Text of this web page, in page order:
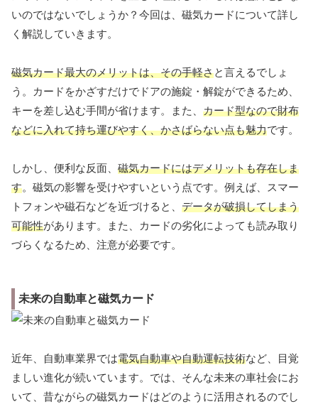
いのではないでしょうか？今回は、磁気カードについて詳し
く解説していきます。
磁気カード最大のメリットは、その手軽さと言えるでしょ
う。カードをかざすだけでドアの施錠・解錠ができるため、
キーを差し込む手間が省けます。また、 カード型なので財布
などに入れて持ち運びやすく、かさばらない点も魅力です。
しかし、便利な反面、 磁気カードにはデメリットも存在しま
す。磁気の影響を受けやすいという点です。例えば、スマー
トフォンや磁石などを近づけると、 データが破損してしまう
可能性があります。また、カードの劣化によっても読み取り
づらくなるため、注意が必要です。
未来の自動車と磁気カード
近年、自動車業界では電気自動車や自動運転技術など、目覚
ましい進化が続いています。では、そんな未来の車社会にお
いて、昔ながらの磁気カードはどのように活用されるのでし